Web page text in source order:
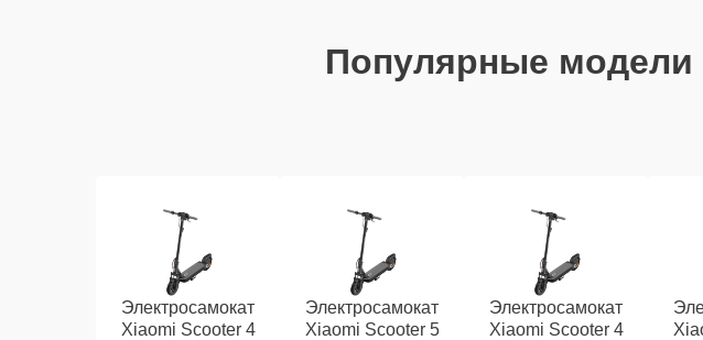
Популярные модели
Электросамокат
Xiaomi Scooter 4
Электросамокат
Xiaomi Scooter 5
Электросамокат
Xiaomi Scooter 4